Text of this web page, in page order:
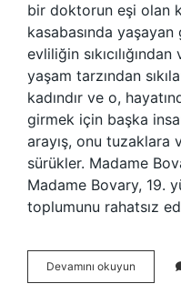
bir doktorun eşi olan
kasabasında yaşayan
evliliğin
yaşam tarzından
kadındır ve o,
girmek için başka
arayış, onu tuzaklara
sürükler. Madame
Madame Bovary, 19.
toplumunu rahatsız
Devamını okuyun Madame
Bovary